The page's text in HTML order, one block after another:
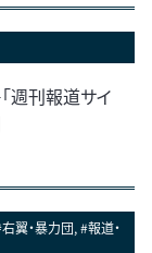
刊報道サイ
翼・暴力団, #報道・